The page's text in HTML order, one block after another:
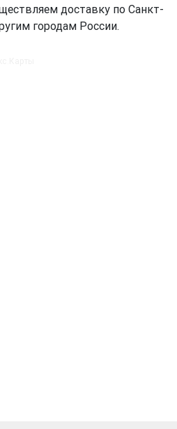
доставку по Санкт-
городам России.